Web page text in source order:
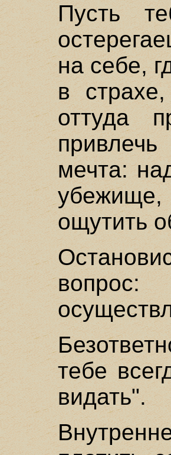
Пусть
на себе,
в
оттуда
мечта:
ощутить
тебе
видать".